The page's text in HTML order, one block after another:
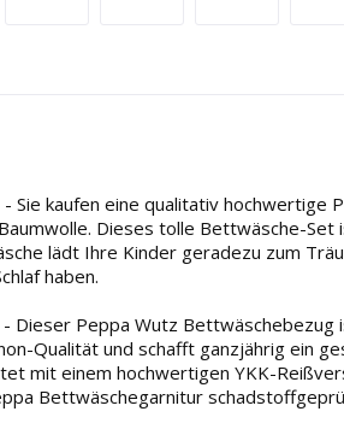
- Sie kaufen eine qualitativ hochwertige
Dieses tolle Bettwäsche-
lädt Ihre Kinder geradezu zum
haben.
- Dieser Peppa Wutz
Qualität und schafft ganzjährig ein
mit einem hochwertigen YKK-
Bettwäschegarnitur